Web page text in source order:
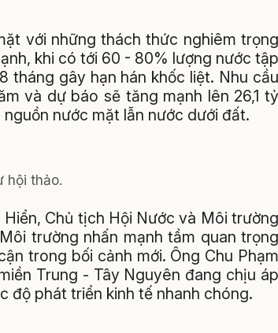
với những thách thức nghiêm trọng
khi có tới 60 - 80% lượng nước tập
tháng gây hạn hán khốc liệt. Nhu cầu
và dự báo sẽ tăng mạnh lên 26,1 tỷ
nước mặt lẫn nước dưới đất.
hội thảo.
Chủ tịch Hội Nước và Môi trường
trường nhấn mạnh tầm quan trọng
trong bối cảnh mới. Ông Chu Phạm
Trung - Tây Nguyên đang chịu áp
độ phát triển kinh tế nhanh chóng.